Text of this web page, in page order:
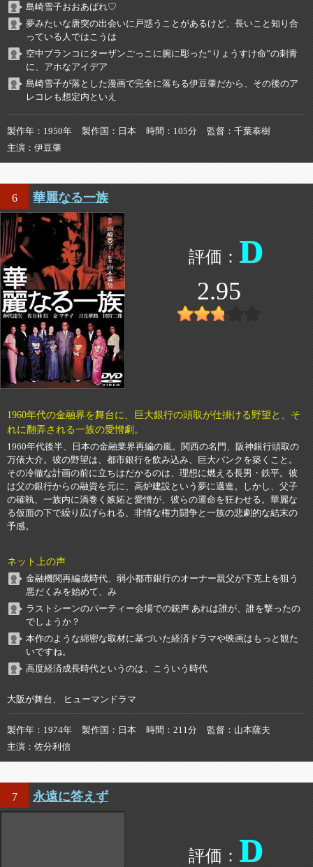
島崎雪子おおあばれ♡
夢みたいな唐突の出会いに戸惑うことがあるけど、長いこと知り合
っている人ではこうは
空中ブランコにターザンごっこに腕に彫った“りょうすけ命”の刺青
に、アホなアイデア
島崎雪子が落とした漫画で完全に落ちる伊豆肇だから、その後のア
レコレも想定内といえ
製作年 1950年 製作国 日本 時間 105分 監督
千葉泰樹
主演
伊豆肇
6 華麗なる一族
D
2.95
1960年代の金融界を舞台に、巨大銀行の頭取が仕掛ける野望と、そ
れに翻弄される一族の愛憎劇。
1960年代後半、日本の金融業界再編の嵐。関西の名門、阪神銀行頭取の
万俵大介。彼の野望は、都市銀行を飲み込み、巨大バンクを築くこと。
その冷徹な計画の前に立ちはだかるのは、理想に燃える長男・鉄平。彼
は父の銀行からの融資を元に、高炉建設という夢に邁進。しかし、父子
の確執、一族内に渦巻く嫉妬と愛憎が、彼らの運命を狂わせる。華麗な
る仮面の下で繰り広げられる、非情な権力闘争と一族の悲劇的な結末の
予感。
ネット上の声
金融機関再編成時代、弱小都市銀行のオーナー親父が下克上を狙う
悪だくみを始めて、み
ラストシーンのパーティー会場での銃声 あれは誰が、誰を撃ったの
でしょうか？
本作のような綿密な取材に基づいた経済ドラマや映画はもっと観た
いですね。
高度経済成長時代というのは、こういう時代
大阪が舞台、 ヒューマンドラマ
製作年 1974年 製作国 日本 時間 211分 監督
山本薩夫
主演
佐分利信
7 永遠に答えず
D